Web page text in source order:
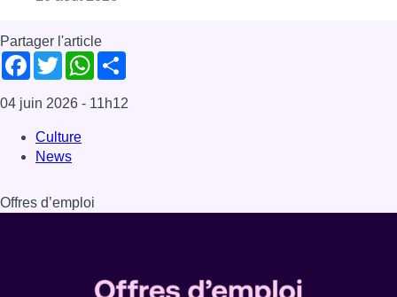
Partager l'article
Facebook
TwitterWhatsApp
04 juin 2026 - 11h12
Culture
News
Offres d’emploi